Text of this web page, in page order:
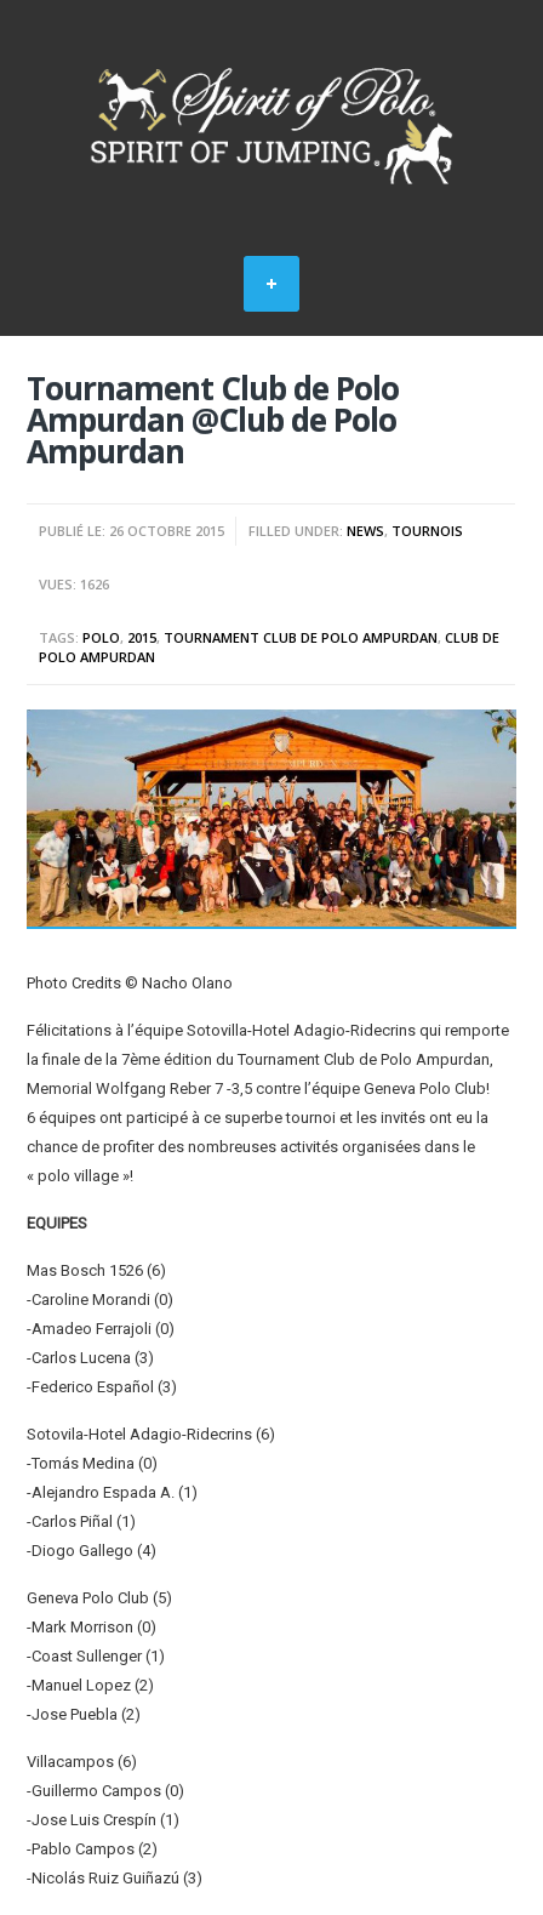
Tournament Club de Polo
Ampurdan @Club de Polo
Ampurdan
PUBLIÉ LE: 26 OCTOBRE 2015 FILLED UNDER:NEWS, TOURNOIS
VUES: 1626
TAGS:POLO, 2015, TOURNAMENT CLUB DE POLO AMPURDAN,CLUB DE
POLO AMPURDAN
Photo Credits © Nacho Olano
Félicitations à l’équipe Sotovilla-Hotel Adagio-Ridecrins qui remporte
la finale de la 7ème édition du Tournament Club de Polo Ampurdan,
Memorial Wolfgang Reber 7 -3,5 contre l’équipe Geneva Polo Club!
6 équipes ont participé à ce superbe tournoi et les invités ont eu la
chance de profiter des nombreuses activités organisées dans le
« polo village »!
EQUIPES
Mas Bosch 1526 (6)
-Caroline Morandi (0)
-Amadeo Ferrajoli (0)
-Carlos Lucena (3)
-Federico Español (3)
Sotovila-Hotel Adagio-Ridecrins (6)
-Tomás Medina (0)
-Alejandro Espada A. (1)
-Carlos Piñal (1)
-Diogo Gallego (4)
Geneva Polo Club (5)
-Mark Morrison (0)
-Coast Sullenger (1)
-Manuel Lopez (2)
-Jose Puebla (2)
Villacampos (6)
-Guillermo Campos (0)
-Jose Luis Crespín (1)
-Pablo Campos (2)
-Nicolás Ruiz Guiñazú (3)